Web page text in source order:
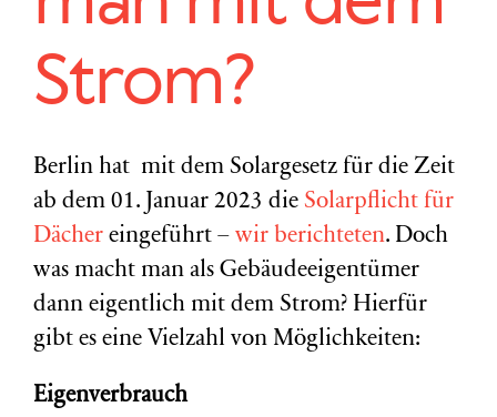
Strom?
Berlin hat mit dem Solargesetz für die Zeit
ab dem 01. Januar 2023 die Solarpflicht für
Dächer eingeführt – wir berichteten. Doch
was macht man als Gebäudeeigentümer
dann eigentlich mit dem Strom? Hierfür
gibt es eine Vielzahl von Möglichkeiten:
Eigenverbrauch